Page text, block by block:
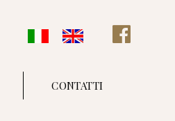
CONTATTI